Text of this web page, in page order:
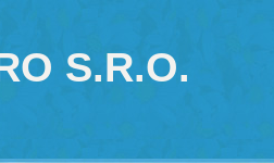
S.R.O.